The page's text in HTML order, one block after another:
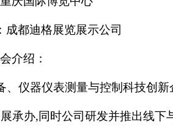
成都迪格展览展示公司
介绍：
仪器仪表测量与控制科技创
承办,同时公司研发并推出线下